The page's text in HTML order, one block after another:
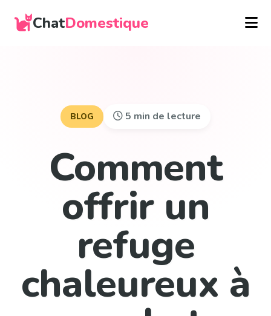
ChatDomestique
BLOG 5 min de lecture
Comment
offrir un
refuge
chaleureux à